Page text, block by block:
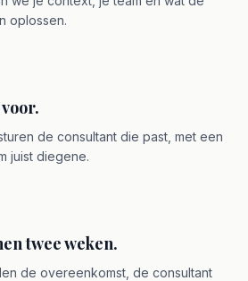
oplossen.
de consultant die past, met een
juist diegene.
twee weken.
de overeenkomst, de consultant